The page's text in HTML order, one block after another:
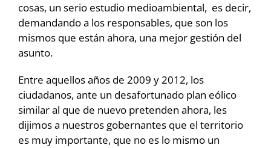
cosas, un serio estudio medioambiental, es decir,
demandando a los responsables, que son los
mismos que están ahora, una mejor gestión del
asunto.
Entre aquellos años de 2009 y 2012, los
ciudadanos, ante un desafortunado plan eólico
similar al que de nuevo pretenden ahora, les
dijimos a nuestros gobernantes que el territorio
es muy importante, que no es lo mismo un